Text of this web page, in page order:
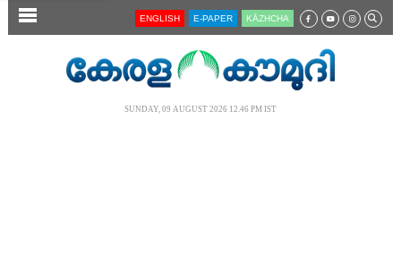
SECTIONS ENGLISH E-PAPER KĀZHCHA
SUNDAY, 09 AUGUST 2026 12.46 PM IST